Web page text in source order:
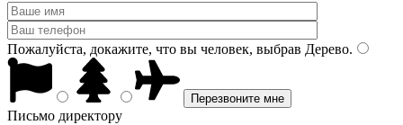
Пожалуйста, докажите, что вы человек, выбрав Дерево.
Письмо директору